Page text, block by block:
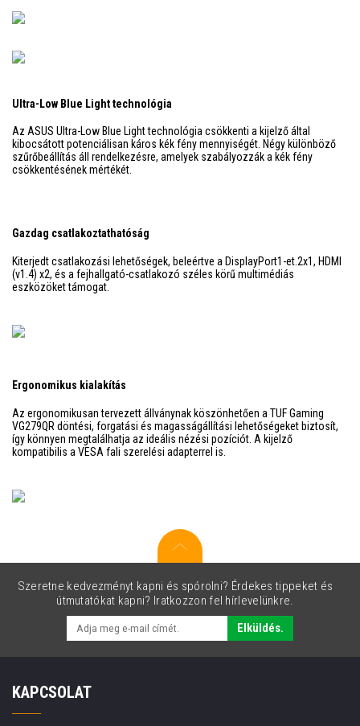
Ultra-Low Blue Light technológia
Az ASUS Ultra-Low Blue Light technológia csökkenti a kijelző által
kibocsátott potenciálisan káros kék fény mennyiségét. Négy különböző
szűrőbeállítás áll rendelkezésre, amelyek szabályozzák a kék fény
csökkentésének mértékét.
Gazdag csatlakoztathatóság
Kiterjedt csatlakozási lehetőségek, beleértve a DisplayPort1-et.2x1, HDMI
(v1.4) x2, és a fejhallgató-csatlakozó széles körű multimédiás
eszközöket támogat.
Ergonomikus kialakítás
Az ergonomikusan tervezett állványnak köszönhetően a TUF Gaming
VG279QR döntési, forgatási és magasságállítási lehetőségeket biztosít,
így könnyen megtalálhatja az ideális nézési pozíciót. A kijelző
kompatibilis a VESA fali szerelési adapterrel is.
Szeretne kedvezményt kapni és spórolni? Érdekes tippeket és
útmutatókat kapni? Iratkozzon fel hírlevelünkre.
Elküldés.
KAPCSOLAT